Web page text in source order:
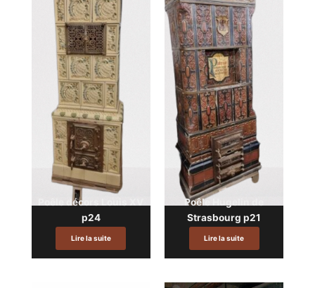
Poêle décors Louis XV
p24
Lire la suite
Poêle Hugelin de
Strasbourg p21
Lire la suite